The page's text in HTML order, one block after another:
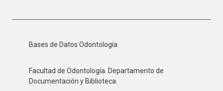
Bases de Datos Odontología
Facultad de Odontología. Departamento de
Documentación y Biblioteca.